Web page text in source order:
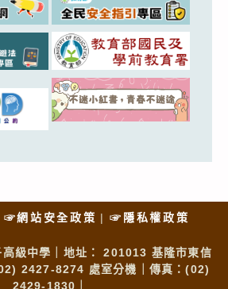
☞網站安全政策 ☞隱私權政策
級中學｜地址： 201013 基隆市東信
2427-8274 處室分機｜傳真：(02)
2429-1830｜